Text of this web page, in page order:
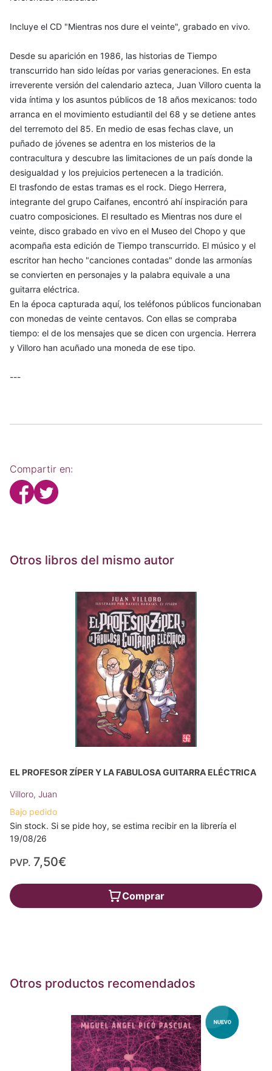
Incluye el CD "Mientras nos dure el veinte", grabado en vivo.
Desde su aparición en 1986, las historias de Tiempo
transcurrido han sido leídas por varias generaciones. En esta
irreverente versión del calendario azteca, Juan Villoro cuenta la
vida íntima y los asuntos públicos de 18 años mexicanos: todo
arranca en el movimiento estudiantil del 68 y se detiene antes
del terremoto del 85. En medio de esas fechas clave, un
puñado de jóvenes se adentra en los misterios de la
contracultura y descubre las limitaciones de un país donde la
desigualdad y los prejuicios pertenecen a la tradición.
El trasfondo de estas tramas es el rock. Diego Herrera,
integrante del grupo Caifanes, encontró ahí inspiración para
cuatro composiciones. El resultado es Mientras nos dure el
veinte, disco grabado en vivo en el Museo del Chopo y que
acompaña esta edición de Tiempo transcurrido. El músico y el
escritor han hecho "canciones contadas" donde las armonías
se convierten en personajes y la palabra equivale a una
guitarra eléctrica.
En la época capturada aquí, los teléfonos públicos funcionaban
con monedas de veinte centavos. Con ellas se compraba
tiempo: el de los mensajes que se dicen con urgencia. Herrera
y Villoro han acuñado una moneda de ese tipo.
---
Compartir en:
Otros libros del mismo autor
EL PROFESOR ZÍPER Y LA FABULOSA GUITARRA ELÉCTRICA
Villoro, Juan
Bajo pedido
Sin stock. Si se pide hoy, se estima recibir en la librería el
19/08/26
PVP. 7,50€
Comprar
Otros productos recomendados